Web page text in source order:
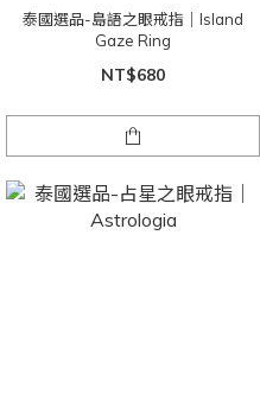
泰國選品-島語之眼戒指｜Island
Gaze Ring
NT$680